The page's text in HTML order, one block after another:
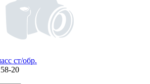
ст/обр.
20